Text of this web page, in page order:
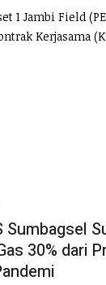
1 Jambi Field
Kerjasama
Sumbagsel
30% dari